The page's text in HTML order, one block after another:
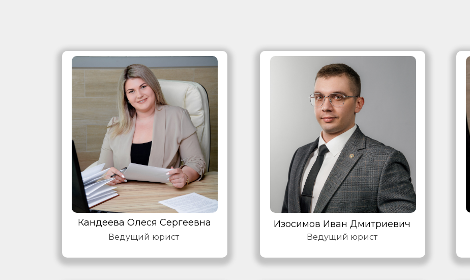
Ведущий юрист
Кандеева Олеся Сергеевна
Ведущий юрист
Изосимов Иван Дмитриевич